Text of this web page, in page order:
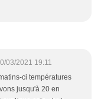
03/2021 19:11
ci températures
jusqu'à 20 en